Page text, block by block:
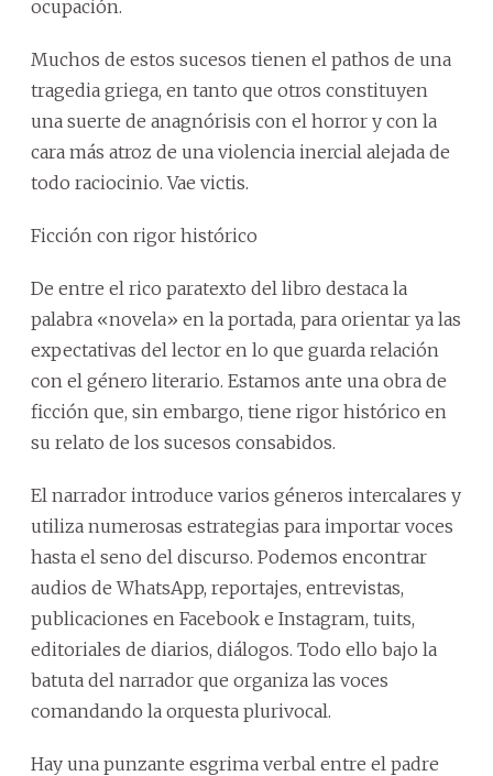
ocupación.
Muchos de estos sucesos tienen el pathos de una
tragedia griega, en tanto que otros constituyen
una suerte de anagnórisis con el horror y con la
cara más atroz de una violencia inercial alejada de
todo raciocinio. Vae victis.
Ficción con rigor histórico
De entre el rico paratexto del libro destaca la
palabra «novela» en la portada, para orientar ya las
expectativas del lector en lo que guarda relación
con el género literario. Estamos ante una obra de
ficción que, sin embargo, tiene rigor histórico en
su relato de los sucesos consabidos.
El narrador introduce varios géneros intercalares y
utiliza numerosas estrategias para importar voces
hasta el seno del discurso. Podemos encontrar
audios de WhatsApp, reportajes, entrevistas,
publicaciones en Facebook e Instagram, tuits,
editoriales de diarios, diálogos. Todo ello bajo la
batuta del narrador que organiza las voces
comandando la orquesta plurivocal.
Hay una punzante esgrima verbal entre el padre